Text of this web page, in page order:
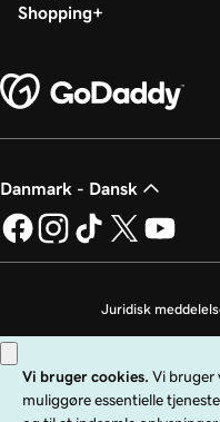
Shopping
Danmark - Dansk
Juridisk
Copyright © 1999 - 2026
forbeholdes. GoDaddy-